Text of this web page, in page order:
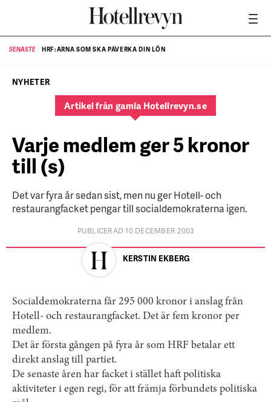
SENASTE HRF:ARNA SOM SKA PÅVERKA DIN LÖN
NYHETER
Artikel från gamla Hotellrevyn.se
Varje medlem ger 5 kronor
till (s)
Det var fyra år sedan sist, men nu ger Hotell- och
restaurangfacket pengar till socialdemokraterna igen.
PUBLICERAD 10 DECEMBER 2003
KERSTIN EKBERG
Socialdemokraterna får 295 000 kronor i anslag från
Hotell- och restaurangfacket. Det är fem kronor per
medlem.
Det är första gången på fyra år som HRF betalar ett
direkt anslag till partiet.
De senaste åren har facket i stället haft politiska
aktiviteter i egen regi, för att främja förbundets politiska